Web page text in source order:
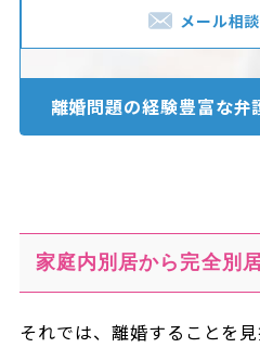
メール相
離婚問題の経験豊富な弁
家庭内別居から完全別
それでは、離婚することを